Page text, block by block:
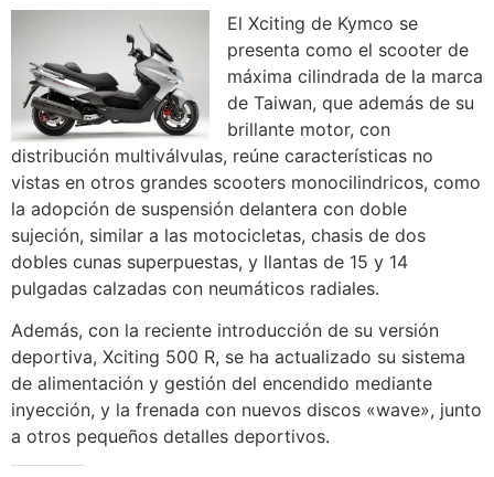
El Xciting de Kymco se
presenta como el scooter de
máxima cilindrada de la marca
de Taiwan, que además de su
brillante motor, con
distribución multiválvulas, reúne características no
vistas en otros grandes scooters monocilindricos, como
la adopción de suspensión delantera con doble
sujeción, similar a las motocicletas, chasis de dos
dobles cunas superpuestas, y llantas de 15 y 14
pulgadas calzadas con neumáticos radiales.
Además, con la reciente introducción de su versión
deportiva, Xciting 500 R, se ha actualizado su sistema
de alimentación y gestión del encendido mediante
inyección, y la frenada con nuevos discos «wave», junto
a otros pequeños detalles deportivos.